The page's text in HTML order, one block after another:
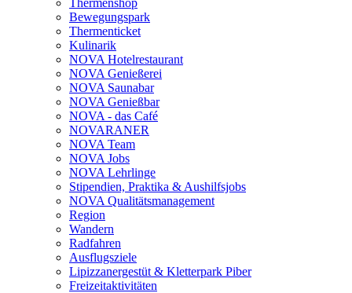
Thermenshop
Bewegungspark
Thermenticket
Kulinarik
NOVA Hotelrestaurant
NOVA Genießerei
NOVA Saunabar
NOVA Genießbar
NOVA - das Café
NOVARANER
NOVA Team
NOVA Jobs
NOVA Lehrlinge
Stipendien, Praktika & Aushilfsjobs
NOVA Qualitätsmanagement
Region
Wandern
Radfahren
Ausflugsziele
Lipizzanergestüt & Kletterpark Piber
Freizeitaktivitäten